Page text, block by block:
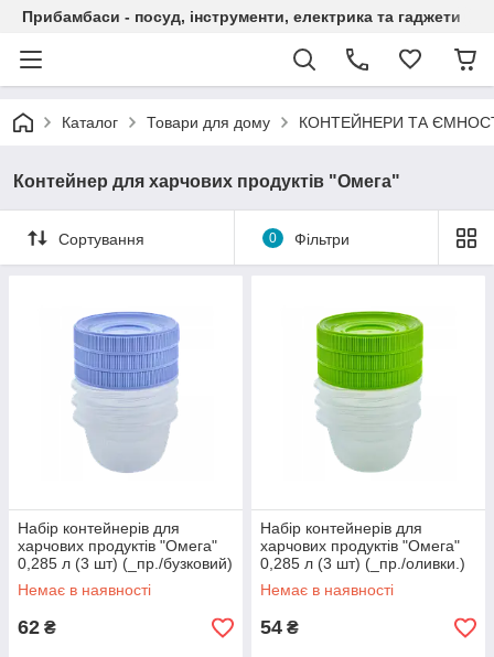
Прибамбаси - посуд, інструменти, електрика та гаджети
Каталог Товари для дому КОНТЕЙНЕРИ ТА
Контейнер для харчових продуктів "Омега"
Сортування 0 Фільтри
Набір контейнерів для
харчових продуктів "Омега"
0,285 л (3 шт) (_пр./бузковий)
Немає в наявності
62 ₴
Набір контейнерів для
харчових продуктів "Омега"
0,285 л (3 шт) (_пр./оливки.)
Немає в наявності
54 ₴